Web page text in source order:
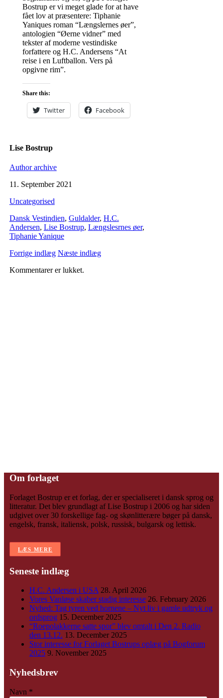
Bostrup er vi meget glade for at have
fået lov at præsentere: Tiphanie
Yaniques roman “Længslernes øer”,
antologien “Øerne vidner” med
tekster af moderne vestindiske
forfattere og H.C. Andersens “At
reise i en Luftballon. Vers på
opgivne rim”.
Share this:
Twitter Facebook
Lise Bostrup
Author archive
11. September 2021
Uncategorised
Dansk Vestindien, Guldalder, H.C.
Andersen, Lise Bostrup, Længslesrnes øer,
Tiphanie Yanique
Forrige indlæg Næste indlæg
Kommentarer er lukket.
Om forlaget
Forlaget Bostrup er et forlag, der er specialiseret i dansk sprog og
litteratur. Det blev grundlagt af Lise Bostrup i 2006 og har siden
udgivet over 30 forskellige fag- og skønlitterære bøger på dansk,
engelsk, fransk, italiensk, polsk, russisk, bulgarsk og lettisk.
LÆS MERE
Seneste indlæg
H.C. Andersen i USA 28. April 2026
Vores Vanløse skaber stadig interesse 26. February 2026
Nyhed: Tag tyren ved hornene – Nyt liv i gamle udtryk og
ordsprog 15. December 2025
“Roepolakkerne satte spor” blev omtalt i Den 2. Radio
den 13.12. 13. December 2025
Stor interesse for Forlaget Bostrups oplæg på Bogforum
2025 9. November 2025
Nyhedsbrev
Navn *